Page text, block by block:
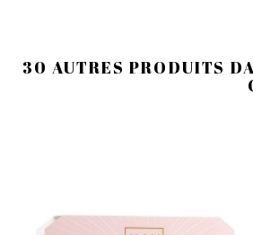
30 AUTRES PRODUITS